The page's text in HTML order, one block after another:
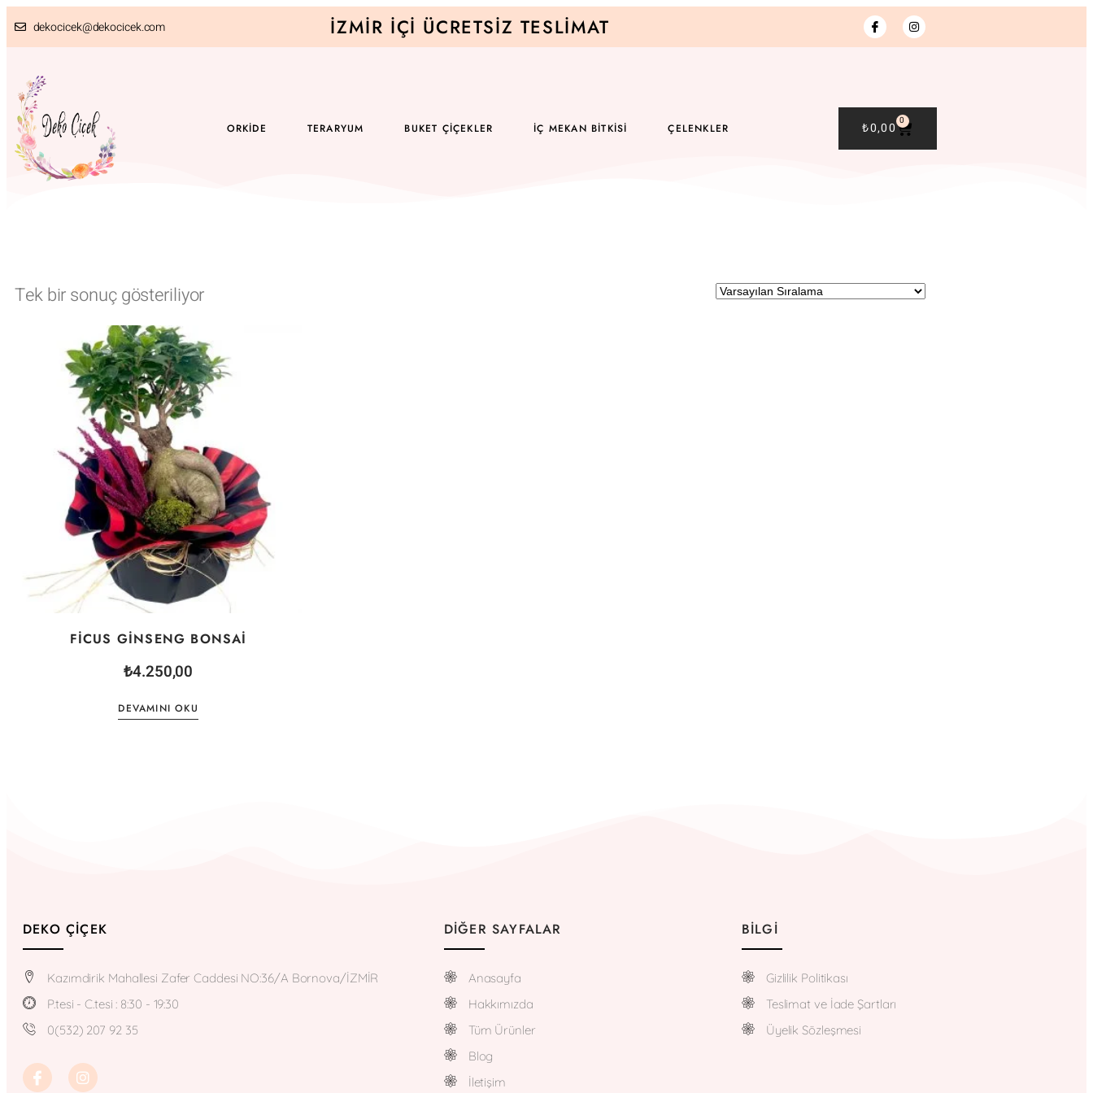
dekocicek@dekocicek.com İZMIR İÇI ÜCRETSIZ TESLIMAT
ORKIDE TERARYUM BUKET ÇIÇEKLER İÇ MEKAN BITKISI ÇELENKLER ₺0,00 0
Tek bir sonuç gösteriliyor
FICUS GINSENG BONSAI
₺4.250,00
DEVAMINI OKU
DEKO ÇIÇEK
Kazımdirik Mahallesi Zafer Caddesi NO:36/A Bornova/İZMİR
P.tesi - C.tesi : 8:30 - 19:30
0(532) 207 92 35
DIĞER SAYFALAR
Anasayfa
Hakkımızda
Tüm Ürünler
Blog
İletişim
BILGI
Gizlilik Politikası
Teslimat ve İade Şartları
Üyelik Sözleşmesi